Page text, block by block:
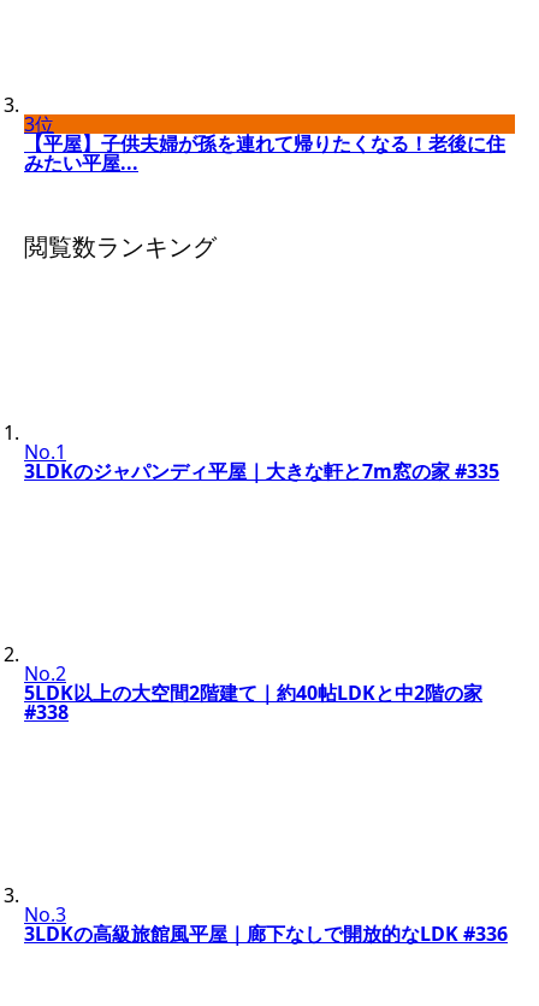
3位
【平屋】子供夫婦が孫を連れて帰りたくなる！老後に住
みたい平屋...
閲覧数ランキング
No.1
3LDKのジャパンディ平屋｜大きな軒と7m窓の家 #335
No.2
5LDK以上の大空間2階建て｜約40帖LDKと中2階の家
#338
No.3
3LDKの高級旅館風平屋｜廊下なしで開放的なLDK #336